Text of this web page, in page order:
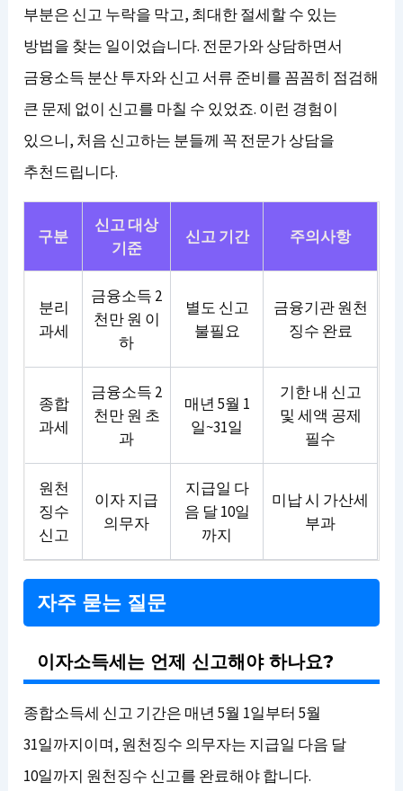
부분은 신고 누락을 막고, 최대한 절세할 수 있는
방법을 찾는 일이었습니다. 전문가와 상담하면서
금융소득 분산 투자와 신고 서류 준비를 꼼꼼히 점검해
큰 문제 없이 신고를 마칠 수 있었죠. 이런 경험이
있으니, 처음 신고하는 분들께 꼭 전문가 상담을
추천드립니다.
구분
신고 대상
기준
신고 기간 주의사항
분리
과세
금융소득 2
천만 원 이
하
별도 신고
불필요
금융기관 원천
징수 완료
종합
과세
금융소득 2
천만 원 초
과
매년 5월 1
일~31일
기한 내 신고
및 세액 공제
필수
원천
징수
신고
이자 지급
의무자
지급일 다
음 달 10일
까지
미납 시 가산세
부과
자주 묻는 질문
이자소득세는 언제 신고해야 하나요?
종합소득세 신고 기간은 매년 5월 1일부터 5월
31일까지이며, 원천징수 의무자는 지급일 다음 달
10일까지 원천징수 신고를 완료해야 합니다.